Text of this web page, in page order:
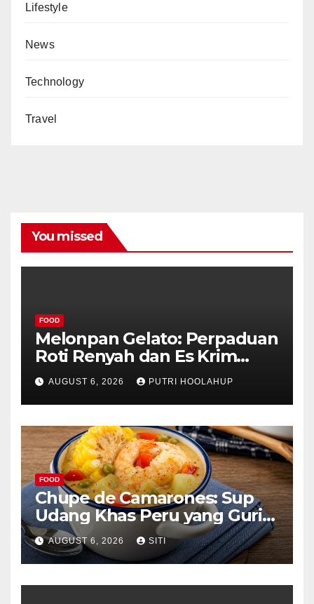
Lifestyle
News
Technology
Travel
You missed
FOOD
Melonpan Gelato: Perpaduan
Roti Renyah dan Es Krim
Lembut yang Menggoda
AUGUST 6, 2026 PUTRI HOOLAHUP
FOOD
Chupe de Camarones: Sup
Udang Khas Peru yang Gurih
Lezat
AUGUST 6, 2026 SITI